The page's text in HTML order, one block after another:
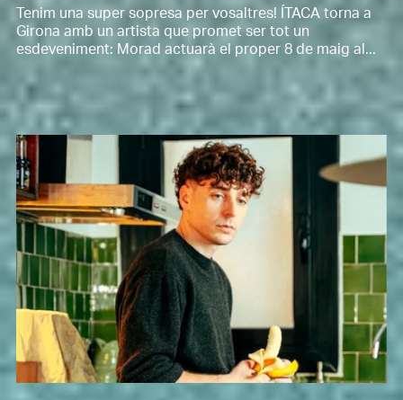
Tenim una super sopresa per vosaltres! ÍTACA torna a
Girona amb un artista que promet ser tot un
esdeveniment: Morad actuarà el proper 8 de maig al...